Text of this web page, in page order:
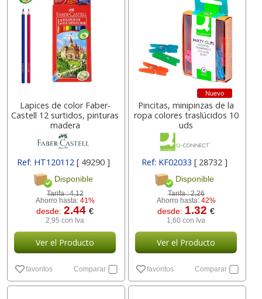
Lapices de color Faber-
Castell 12 surtidos, pinturas
madera
Ref: HT120112 [ 49290 ]
Disponible
Tarifa :4,12
Ahorro hasta: 41%
desde:2.44€
2,95 con Iva
Ver el Producto
favoritos Comparar
Nuevo
Pincitas, minipinzas de la
ropa colores traslúcidos 10
uds
Ref: KF02033 [ 28732 ]
Disponible
Tarifa :2,26
Ahorro hasta: 42%
desde: 1.32€
1,60 con Iva
Ver el Producto
favoritos Comparar